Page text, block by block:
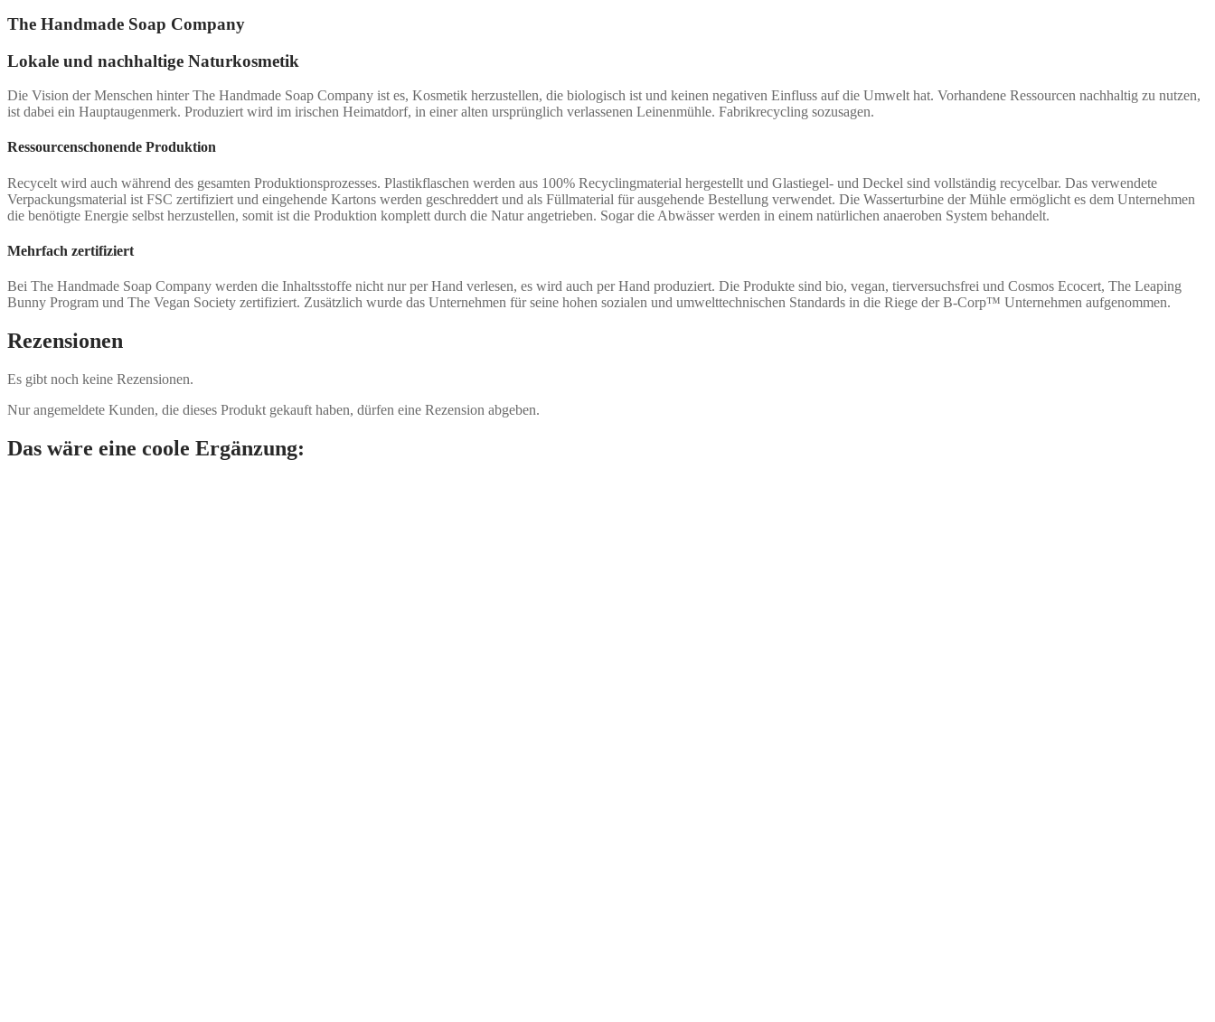
The Handmade Soap Company
Lokale und nachhaltige Naturkosmetik
Die Vision der Menschen hinter The Handmade Soap Company ist es, Kosmetik herzustellen, die biologisch ist und keinen negativen Einfluss auf die Umwelt hat. Vorhandene Ressourcen nachhaltig zu nutzen,
ist dabei ein Hauptaugenmerk. Produziert wird im irischen Heimatdorf, in einer alten ursprünglich verlassenen Leinenmühle. Fabrikrecycling sozusagen.
Ressourcenschonende Produktion
Recycelt wird auch während des gesamten Produktionsprozesses. Plastikflaschen werden aus 100% Recyclingmaterial hergestellt und Glastiegel- und Deckel sind vollständig recycelbar. Das verwendete
Verpackungsmaterial ist FSC zertifiziert und eingehende Kartons werden geschreddert und als Füllmaterial für ausgehende Bestellung verwendet. Die Wasserturbine der Mühle ermöglicht es dem Unternehmen
die benötigte Energie selbst herzustellen, somit ist die Produktion komplett durch die Natur angetrieben. Sogar die Abwässer werden in einem natürlichen anaeroben System behandelt.
Mehrfach zertifiziert
Bei The Handmade Soap Company werden die Inhaltsstoffe nicht nur per Hand verlesen, es wird auch per Hand produziert. Die Produkte sind bio, vegan, tierversuchsfrei und Cosmos Ecocert, The Leaping
Bunny Program und The Vegan Society zertifiziert. Zusätzlich wurde das Unternehmen für seine hohen sozialen und umwelttechnischen Standards in die Riege der B-Corp™ Unternehmen aufgenommen.
Rezensionen
Es gibt noch keine Rezensionen.
Nur angemeldete Kunden, die dieses Produkt gekauft haben, dürfen eine Rezension abgeben.
Das wäre eine coole Ergänzung: